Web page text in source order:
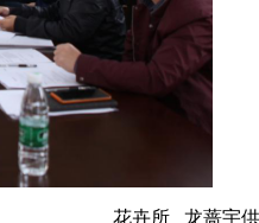
花卉所 龙蔷宇